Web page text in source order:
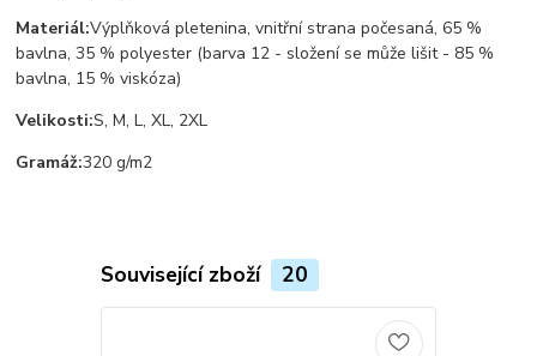
Materiál:Výplňková pletenina, vnitřní strana počesaná, 65 %
bavlna, 35 % polyester (barva 12 - složení se může lišit - 85 %
bavlna, 15 % viskóza)
Velikosti:S, M, L, XL, 2XL
Gramáž:320 g/m2
Související zboží 20